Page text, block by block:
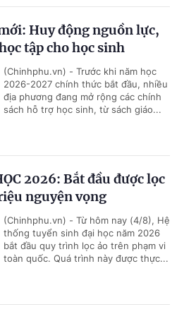
Huy động nguồn lực,
tập cho học sinh
(Chinhphu.vn) - Trước khi năm học
2026-2027 chính thức bắt đầu, nhiều
địa phương đang mở rộng các chính
sách hỗ trợ học sinh, từ sách giáo...
2026: Bắt đầu được lọc
nguyện vọng
(Chinhphu.vn) - Từ hôm nay (4/8), Hệ
thống tuyển sinh đại học năm 2026
bắt đầu quy trình lọc ảo trên phạm vi
toàn quốc. Quá trình này được thực...